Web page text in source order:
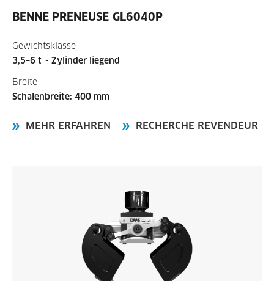
BENNE PRENEUSE GL6040P
Gewichtsklasse
3,5–6 t - Zylinder liegend
Breite
Schalenbreite: 400 mm
MEHR ERFAHREN RECHERCHE REVENDEUR